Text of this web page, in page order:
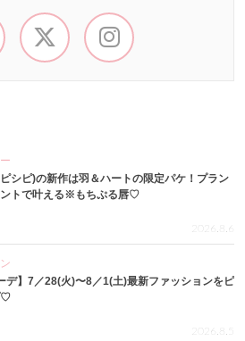
シピ)の新作は羽＆ハートの限定パケ！プラン
トで叶える※もちぷる唇♡
2026.8.6
デ】7／28(火)〜8／1(土)最新ファッションをピ
♡
2026.8.5